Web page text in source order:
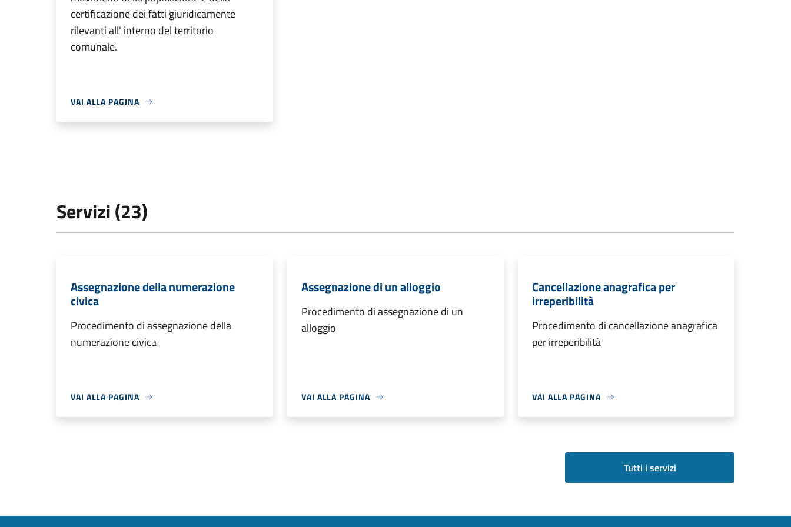
certificazione dei fatti giuridicamente
rilevanti all' interno del territorio
comunale.
VAI ALLA PAGINA
Servizi (23)
Assegnazione della numerazione
civica
Procedimento di assegnazione della
numerazione civica
VAI ALLA PAGINA
Assegnazione di un alloggio
Procedimento di assegnazione di un
alloggio
VAI ALLA PAGINA
Cancellazione anagrafica per
irreperibilità
Procedimento di cancellazione anagrafica
per irreperibilità
VAI ALLA PAGINA
Tutti i servizi